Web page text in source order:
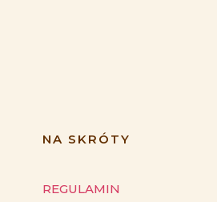
NA SKRÓTY
REGULAMIN